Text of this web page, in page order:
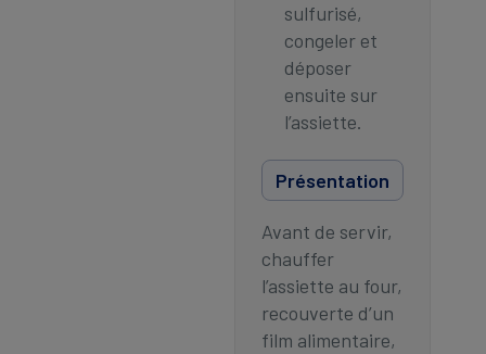
sulfurisé,
congeler et
déposer
ensuite sur
l’assiette.
Présentation
Avant de servir,
chauffer
l’assiette au four,
recouverte d’un
film alimentaire,